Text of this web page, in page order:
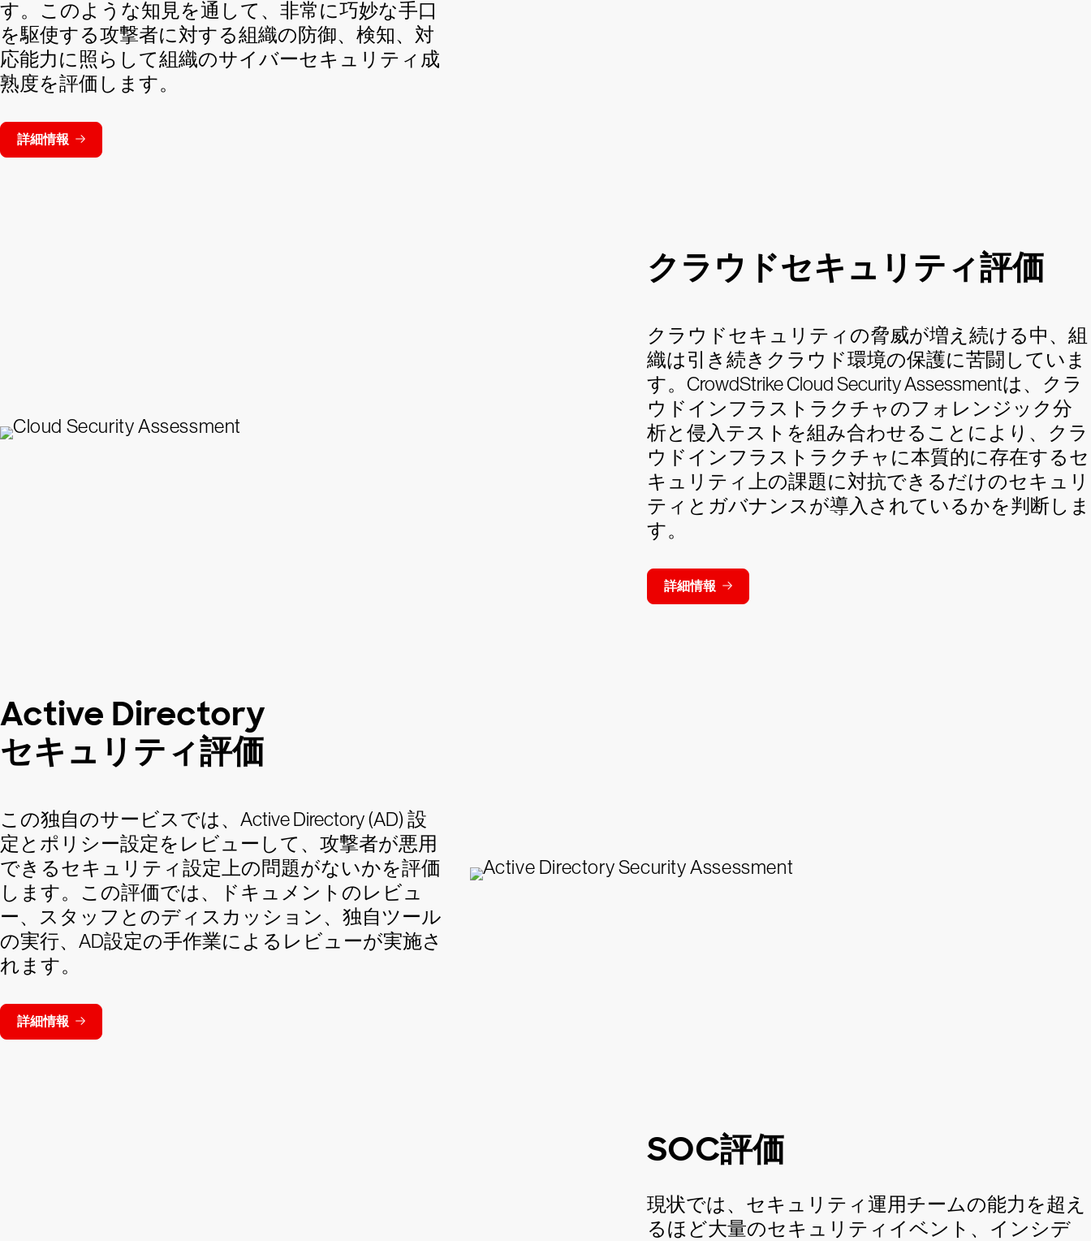
す。このような知見を通して、非常に巧妙な手口
を駆使する攻撃者に対する組織の防御、検知、対
応能力に照らして組織のサイバーセキュリティ成
熟度を評価します。
詳細情報
クラウドセキュリティ評価
クラウドセキュリティの脅威が増え続ける中、組
織は引き続きクラウド環境の保護に苦闘していま
す。CrowdStrike Cloud Security Assessmentは、クラ
ウドインフラストラクチャのフォレンジック分
析と侵入テストを組み合わせることにより、クラ
ウドインフラストラクチャに本質的に存在するセ
キュリティ上の課題に対抗できるだけのセキュリ
ティとガバナンスが導入されているかを判断しま
す。
詳細情報
Active Directory
セキュリティ評価
この独自のサービスでは、Active Directory (AD) 設
定とポリシー設定をレビューして、攻撃者が悪用
できるセキュリティ設定上の問題がないかを評価
します。この評価では、ドキュメントのレビュ
ー、スタッフとのディスカッション、独自ツール
の実行、AD設定の手作業によるレビューが実施さ
れます。
詳細情報
SOC評価
現状では、セキュリティ運用チームの能力を超え
るほど大量のセキュリティイベント、インシデ